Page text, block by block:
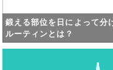
鍛える部位を日によって分
ルーティンとは？